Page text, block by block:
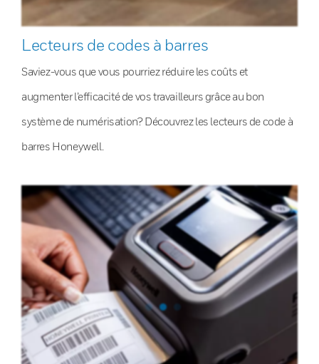
Lecteurs de codes à barres
Saviez-vous que vous pourriez réduire les coûts et
augmenter l’efficacité de vos travailleurs grâce au bon
système de numérisation? Découvrez les lecteurs de code à
barres Honeywell.